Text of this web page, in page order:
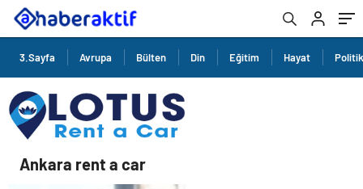
3.Sayfa Avrupa Bülten Din Eğitim Hayat
Ankara rent a car